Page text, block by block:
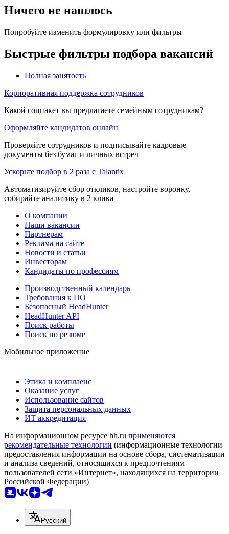
Ничего не нашлось
Попробуйте изменить формулировку или фильтры
Быстрые фильтры подбора вакансий
Полная занятость
Корпоративная поддержка сотрудников
Какой соцпакет вы предлагаете семейным сотрудникам?
Оформляйте кандидатов онлайн
Проверяйте сотрудников и подписывайте кадровые
документы без бумаг и личных встреч
Ускорьте подбор в 2 раза с Talantix
Автоматизируйте сбор откликов, настройте воронку,
собирайте аналитику в 2 клика
О компании
Наши вакансии
Партнерам
Реклама на сайте
Новости и статьи
Инвесторам
Кандидаты по профессиям
Производственный календарь
Требования к ПО
Безопасный HeadHunter
HeadHunter API
Поиск работы
Поиск по резюме
Мобильное приложение
Этика и комплаенс
Оказание услуг
Использование сайтов
Защита персональных данных
ИТ аккредитация
На информационном ресурсе hh.ru применяются
рекомендательные технологии (информационные технологии
предоставления информации на основе сбора, систематизации
и анализа сведений, относящихся к предпочтениям
пользователей сети «Интернет», находящихся на территории
Российской Федерации)
Русский